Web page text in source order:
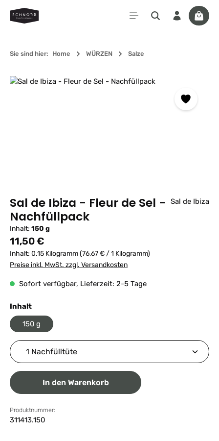
Zum Hauptinhalt springen
Sie sind hier: Home WÜRZEN Salze
Bildergalerie überspringen
Sal de Ibiza - Fleur de Sel -
Nachfüllpack
Inhalt: 150 g
Sal de Ibiza
Regulärer Preis:
11,50 €
Inhalt: 0.15 Kilogramm(76,67 € / 1 Kilogramm)
Preise inkl. MwSt. zzgl. Versandkosten
Sofort verfügbar, Lieferzeit: 2-5 Tage
Inhaltauswählen
150 g
Produkt Anzahl: Gib den gewünschten Wert ein
In den Warenkorb
Produktnummer:
311413.150